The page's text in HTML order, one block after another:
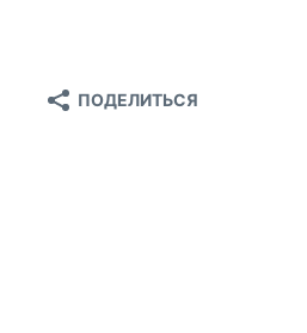
ПОДЕЛИТЬСЯ